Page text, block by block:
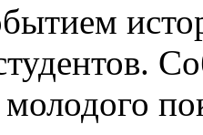
молодого